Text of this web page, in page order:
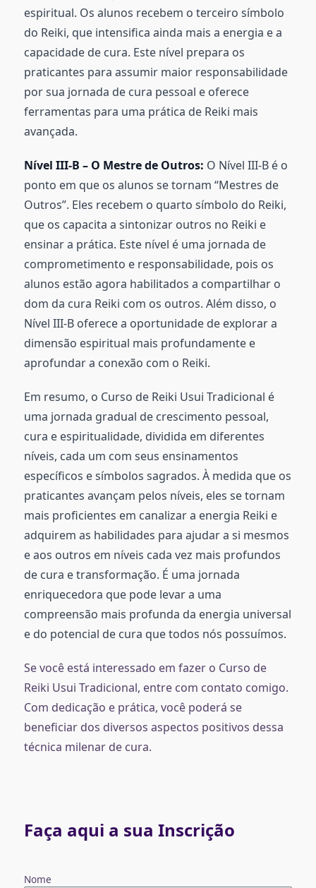
espiritual. Os alunos recebem o terceiro símbolo
do Reiki, que intensifica ainda mais a energia e a
capacidade de cura. Este nível prepara os
praticantes para assumir maior responsabilidade
por sua jornada de cura pessoal e oferece
ferramentas para uma prática de Reiki mais
avançada.
Nível III-B – O Mestre de Outros: O Nível III-B é o
ponto em que os alunos se tornam “Mestres de
Outros”. Eles recebem o quarto símbolo do Reiki,
que os capacita a sintonizar outros no Reiki e
ensinar a prática. Este nível é uma jornada de
comprometimento e responsabilidade, pois os
alunos estão agora habilitados a compartilhar o
dom da cura Reiki com os outros. Além disso, o
Nível III-B oferece a oportunidade de explorar a
dimensão espiritual mais profundamente e
aprofundar a conexão com o Reiki.
Em resumo, o Curso de Reiki Usui Tradicional é
uma jornada gradual de crescimento pessoal,
cura e espiritualidade, dividida em diferentes
níveis, cada um com seus ensinamentos
específicos e símbolos sagrados. À medida que os
praticantes avançam pelos níveis, eles se tornam
mais proficientes em canalizar a energia Reiki e
adquirem as habilidades para ajudar a si mesmos
e aos outros em níveis cada vez mais profundos
de cura e transformação. É uma jornada
enriquecedora que pode levar a uma
compreensão mais profunda da energia universal
e do potencial de cura que todos nós possuímos.
Se você está interessado em fazer o Curso de
Reiki Usui Tradicional, entre com contato comigo.
Com dedicação e prática, você poderá se
beneficiar dos diversos aspectos positivos dessa
técnica milenar de cura.
Faça aqui a sua Inscrição
Nome